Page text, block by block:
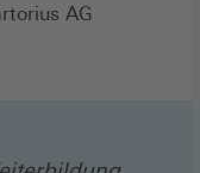
AG